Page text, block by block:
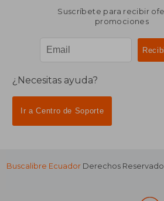
Suscríbete para recibir
promociones
¿Necesitas ayuda?
Ir a Centro de Soporte
Buscalibre Ecuador Derechos